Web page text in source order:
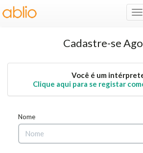
Cadastre-se
Você é um
Clique aqui para se registar
Nome